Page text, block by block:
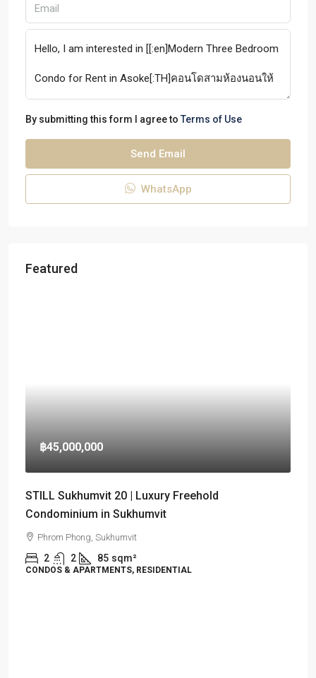
By submitting this form I agree to Terms of Use
Send Email
WhatsApp
Featured
฿45,000,000
STILL Sukhumvit 20 | Luxury Freehold
Condominium in Sukhumvit
Phrom Phong, Sukhumvit
2 2 85 sqm²
CONDOS & APARTMENTS, RESIDENTIAL